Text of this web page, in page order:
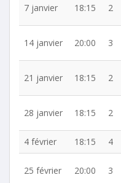
7 janvier 18:15 2
14 janvier 20:00 3
21 janvier 18:15 2
28 janvier 18:15 2
4 février 18:15 4
25 février 20:00 3